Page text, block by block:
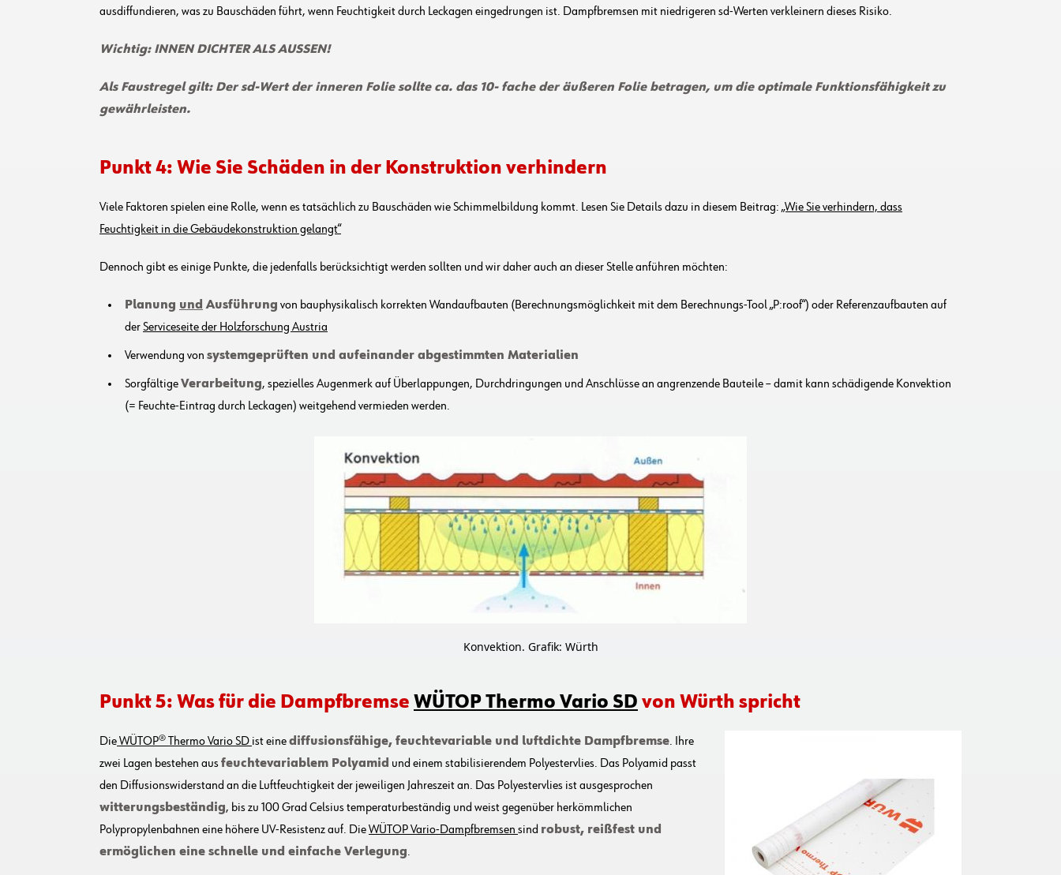
ausdiffundieren, was zu Bauschäden führt, wenn Feuchtigkeit durch Leckagen eingedrungen ist. Dampfbremsen mit niedrigeren sd-Werten verkleinern dieses Risiko.
Wichtig: INNEN DICHTER ALS AUSSEN!
Als Faustregel gilt: Der sd-Wert der inneren Folie sollte ca. das 10- fache der äußeren Folie betragen, um die optimale Funktionsfähigkeit zu
gewährleisten.
Punkt 4: Wie Sie Schäden in der Konstruktion verhindern
Viele Faktoren spielen eine Rolle, wenn es tatsächlich zu Bauschäden wie Schimmelbildung kommt. Lesen Sie Details dazu in diesem Beitrag: „Wie Sie verhindern, dass
Feuchtigkeit in die Gebäudekonstruktion gelangt“
Dennoch gibt es einige Punkte, die jedenfalls berücksichtigt werden sollten und wir daher auch an dieser Stelle anführen möchten:
Planung und Ausführung von bauphysikalisch korrekten Wandaufbauten (Berechnungsmöglichkeit mit dem Berechnungs-Tool „P:roof“) oder Referenzaufbauten auf
derServiceseite der Holzforschung Austria
Verwendung von systemgeprüften und aufeinander abgestimmten Materialien
SorgfältigeVerarbeitung, spezielles Augenmerk auf Überlappungen, Durchdringungen und Anschlüsse an angrenzende Bauteile – damit kann schädigende Konvektion
(= Feuchte-Eintrag durch Leckagen) weitgehend vermieden werden.
Konvektion. Grafik: Würth
Punkt 5: Was für die Dampfbremse WÜTOP Thermo Vario SD von Würth spricht
DieWÜTOP® Thermo Vario SD ist einediffusionsfähige, feuchtevariable und luftdichte Dampfbremse. Ihre
zwei Lagen bestehen ausfeuchtevariablem Polyamid und einem stabilisierendem Polyestervlies. Das Polyamid passt
den Diffusionswiderstand an die Luftfeuchtigkeit der jeweiligen Jahreszeit an. Das Polyestervlies ist ausgesprochen
witterungsbeständig, bis zu 100 Grad Celsius temperaturbeständig und weist gegenüber herkömmlichen
Polypropylenbahnen eine höhere UV-Resistenz auf. DieWÜTOP Vario-Dampfbremsen sind robust, reißfest und
ermöglichen eine schnelle und einfache Verlegung.